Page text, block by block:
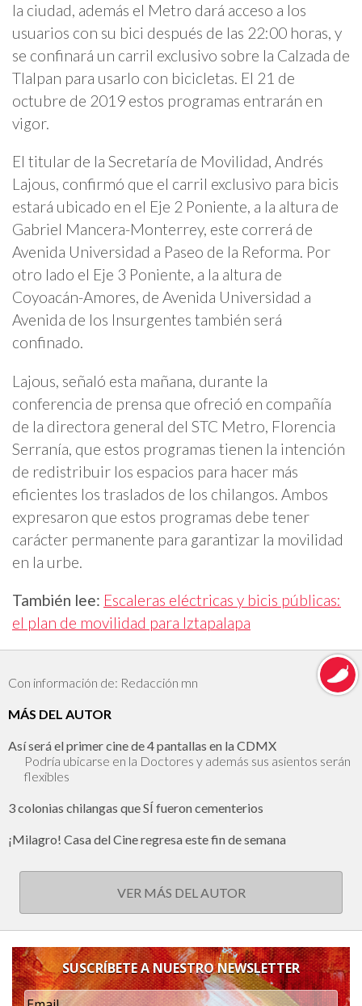
la ciudad, además el Metro dará acceso a los
usuarios con su bici después de las 22:00 horas, y
se confinará un carril exclusivo sobre la Calzada de
Tlalpan para usarlo con bicicletas. El 21 de
octubre de 2019 estos programas entrarán en
vigor.
El titular de la Secretaría de Movilidad, Andrés
Lajous, confirmó que el carril exclusivo para bicis
estará ubicado en el Eje 2 Poniente, a la altura de
Gabriel Mancera-Monterrey, este correrá de
Avenida Universidad a Paseo de la Reforma. Por
otro lado el Eje 3 Poniente, a la altura de
Coyoacán-Amores, de Avenida Universidad a
Avenida de los Insurgentes también será
confinado.
Lajous, señaló esta mañana, durante la
conferencia de prensa que ofreció en compañía
de la directora general del STC Metro, Florencia
Serranía, que estos programas tienen la intención
de redistribuir los espacios para hacer más
eficientes los traslados de los chilangos. Ambos
expresaron que estos programas debe tener
carácter permanente para garantizar la movilidad
en la urbe.
También lee: Escaleras eléctricas y bicis públicas:
el plan de movilidad para Iztapalapa
Con información de: Redacción mn
MÁS DEL AUTOR
Así será el primer cine de 4 pantallas en la CDMX
Podría ubicarse en la Doctores y además sus asientos serán
flexibles
3 colonias chilangas que SÍ fueron cementerios
¡Milagro! Casa del Cine regresa este fin de semana
VER MÁS DEL AUTOR
SUSCRÍBETE A NUESTRO NEWSLETTER